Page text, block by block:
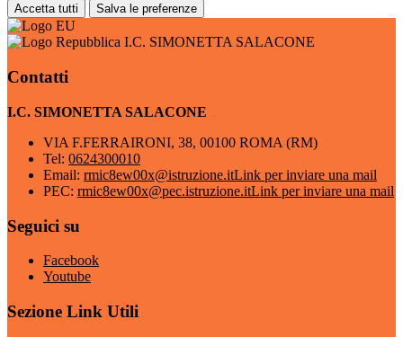
Accetta tutti Salva le preferenze
I.C. SIMONETTA SALACONE
Contatti
I.C. SIMONETTA SALACONE
VIA F.FERRAIRONI, 38, 00100 ROMA (RM)
Tel: 0624300010
Email: rmic8ew00x@istruzione.itLink per inviare una mail
PEC: rmic8ew00x@pec.istruzione.itLink per inviare una mail
Seguici su
Facebook
Youtube
Sezione Link Utili